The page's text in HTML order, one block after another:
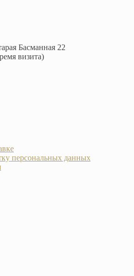
Басманная 22
визита)
персональных данных